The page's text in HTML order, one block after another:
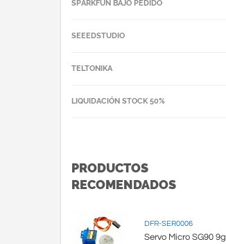
SPARKFUN BAJO PEDIDO
SEEEDSTUDIO
TELTONIKA
LIQUIDACIÓN STOCK 50%
PRODUCTOS
RECOMENDADOS
DFR-SER0006
Servo Micro SG90 9g